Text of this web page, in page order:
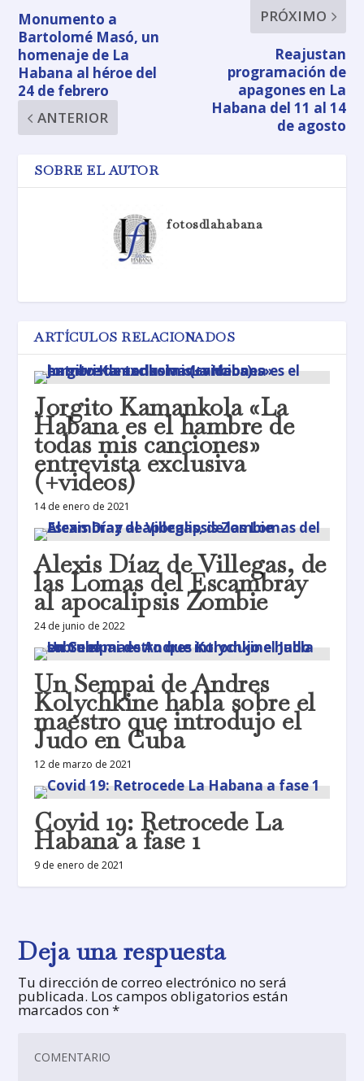
Monumento a
Bartolomé Masó, un
homenaje de La
Habana al héroe del
24 de febrero
ANTERIOR
PRÓXIMO
Reajustan
programación de
apagones en La
Habana del 11 al 14
de agosto
SOBRE EL AUTOR
fotosdlahabana
ARTÍCULOS RELACIONADOS
Jorgito Kamankola «La
Habana es el hambre de
todas mis canciones»
entrevista exclusiva
(+videos)
14 de enero de 2021
Alexis Díaz de Villegas, de
las Lomas del Escambray
al apocalipsis Zombie
24 de junio de 2022
Un Sempai de Andres
Kolychkine habla sobre el
maestro que introdujo el
Judo en Cuba
12 de marzo de 2021
Covid 19: Retrocede La
Habana a fase 1
9 de enero de 2021
Deja una respuesta
Tu dirección de correo electrónico no será
publicada. Los campos obligatorios están
marcados con*